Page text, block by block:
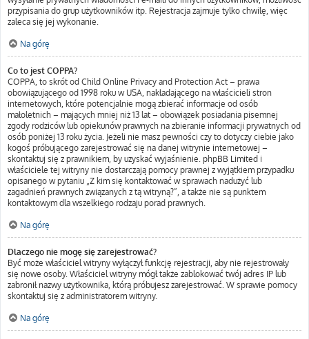
przypisania do grup użytkowników itp. Rejestracja zajmuje tylko chwilę, więc
zaleca się jej wykonanie.
Na górę
Co to jest COPPA?
COPPA, to skrót od Child Online Privacy and Protection Act – prawa
obowiązującego od 1998 roku w USA, nakładającego na właścicieli stron
internetowych, które potencjalnie mogą zbierać informacje od osób
małoletnich – mających mniej niż 13 lat – obowiązek posiadania pisemnej
zgody rodziców lub opiekunów prawnych na zbieranie informacji prywatnych od
osób poniżej 13 roku życia. Jeżeli nie masz pewności czy to dotyczy ciebie jako
kogoś próbującego zarejestrować się na danej witrynie internetowej –
skontaktuj się z prawnikiem, by uzyskać wyjaśnienie. phpBB Limited i
właściciele tej witryny nie dostarczają pomocy prawnej z wyjątkiem przypadku
opisanego w pytaniu „Z kim się kontaktować w sprawach nadużyć lub
zagadnień prawnych związanych z tą witryną?”, a także nie są punktem
kontaktowym dla wszelkiego rodzaju porad prawnych.
Na górę
Dlaczego nie mogę się zarejestrować?
Być może właściciel witryny wyłączył funkcję rejestracji, aby nie rejestrowały
się nowe osoby. Właściciel witryny mógł także zablokować twój adres IP lub
zabronił nazwy użytkownika, którą próbujesz zarejestrować. W sprawie pomocy
skontaktuj się z administratorem witryny.
Na górę